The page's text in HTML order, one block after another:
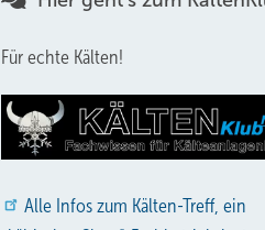
Für echte Kälten!
Alle Infos zum Kälten-Treff, ein